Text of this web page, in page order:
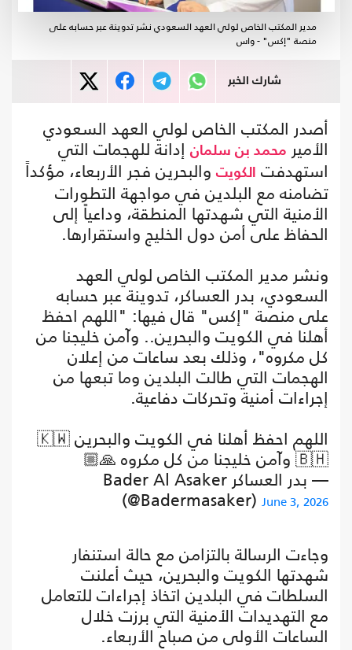
مدير المكتب الخاص لولي العهد السعودي نشر تدوينة عبر حسابه على
منصة "إكس" - واس
شارك الخبر
أصدر المكتب الخاص لولي العهد السعودي
الأمير محمد بن سلمان إدانة للهجمات التي
استهدفت
الكويت والبحرين فجر الأربعاء، مؤكداً
تضامنه مع البلدين في مواجهة التطورات
الأمنية التي شهدتها المنطقة، وداعياً إلى
الحفاظ على أمن دول الخليج واستقرارها.
ونشر مدير المكتب الخاص لولي العهد
السعودي، بدر العساكر، تدوينة عبر حسابه
على منصة "إكس" قال فيها: "اللهم احفظ
أهلنا في الكويت والبحرين.. وآمن خليجنا من
كل مكروه"، وذلك بعد ساعات من إعلان
الهجمات التي طالت البلدين وما تبعها من
إجراءات أمنية وتحركات دفاعية.
اللهم احفظ أهلنا في الكويت والبحرين 🇰🇼
🇧🇭 وآمن خليجنا من كل مكروه 🙏🏼
— بدر العساكر Bader Al Asaker
(@Badermasaker) June 3, 2026
وجاءت الرسالة بالتزامن مع حالة استنفار
شهدتها الكويت والبحرين، حيث أعلنت
السلطات في البلدين اتخاذ إجراءات للتعامل
مع التهديدات الأمنية التي برزت خلال
الساعات الأولى من صباح الأربعاء.